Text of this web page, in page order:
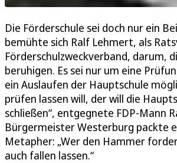
Die Förderschule sei doch nur ein
bemühte sich Ralf Lehmert, als
Förderschulzweckverband, darum,
beruhigen. Es sei nur um eine
ein Auslaufen der Hauptschule
prüfen lassen will, der will die
schließen“, entgegnete FDP-Mann
Bürgermeister Westerburg packte
Metapher: „Wer den Hammer
auch fallen lassen.“